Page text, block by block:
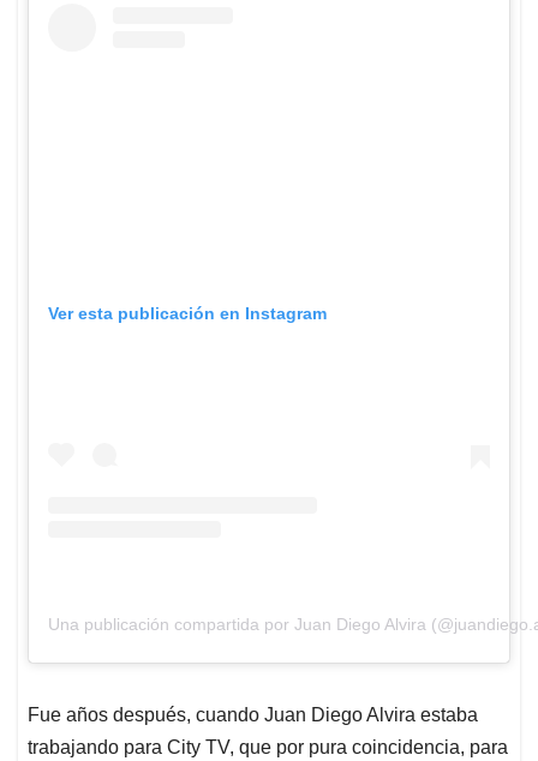
Ver esta publicación en Instagram
Una publicación compartida por Juan Diego Alvira
Fue años después, cuando Juan Diego Alvira estaba
trabajando para City TV, que por pura coincidencia, para